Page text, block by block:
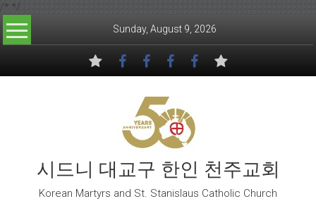
/* */
Skip to content
Sunday, August 9, 2026
시드니 대교구 한인 천주교회
Korean Martyrs and St. Stanislaus Catholic Church